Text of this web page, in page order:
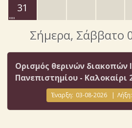
31
Σήμερα, Σάββατο
Ορισμός θερινών διακοπών
Πανεπιστημίου - Καλοκαίρι
Έναρξη: 03-08-2026 | Λήξη: